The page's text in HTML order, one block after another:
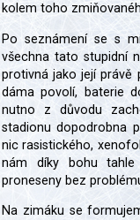
kolem toho
Po seznámení se s
všechna tato stupidní
protivná jako její právě
dáma povolí, baterie
nutno z důvodu
stadionu dopodrobna
nic rasistického,
nám díky bohu
proneseny bez
Na zimáku se